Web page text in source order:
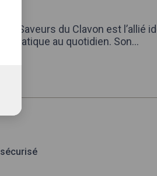
Les Saveurs du Clavon est l’allié
pratique au quotidien. Son...